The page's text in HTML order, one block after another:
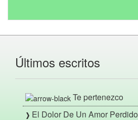
Últimos escritos
Te pertenezco
El Dolor De Un Amor Perdido